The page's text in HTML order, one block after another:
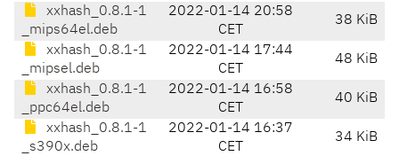
xxhash_0.8.1-1
_mips64el.deb
2022-01-14 20:58
CET
38 KiB
xxhash_0.8.1-1
_mipsel.deb
2022-01-14 17:44
CET
48 KiB
xxhash_0.8.1-1
_ppc64el.deb
2022-01-14 16:58
CET
40 KiB
xxhash_0.8.1-1
_s390x.deb
2022-01-14 16:37
CET
34 KiB